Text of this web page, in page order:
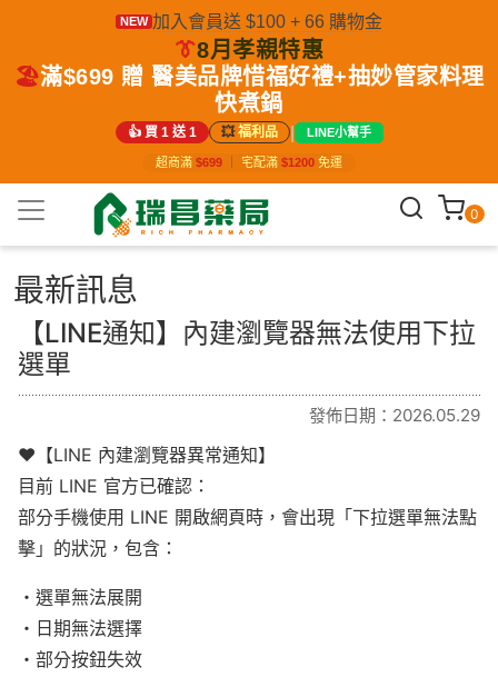
NEW 加入會員送 $100 + 66 購物金
👔8月孝親特惠
🏖️滿$699 贈 醫美品牌惜福好禮+抽妙管家料理
快煮鍋
👍 買 1 送 1 💥福利品 | LINE小幫手
超商滿 $699 宅配滿 $1200 免運
0
最新訊息
【LINE通知】內建瀏覽器無法使用下拉
選單
發佈日期：2026.05.29
❤️【LINE 內建瀏覽器異常通知】
目前 LINE 官方已確認：
部分手機使用 LINE 開啟網頁時，會出現「下拉選單無法點
擊」的狀況，包含：
・選單無法展開
・日期無法選擇
・部分按鈕失效